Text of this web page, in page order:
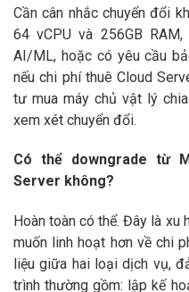
Cần cân nhắc chuyển đổi
64 vCPU và 256GB
AI/ML, hoặc có yêu cầu
nếu chi phí thuê Cloud
tư mua máy chủ vật lý
xem xét chuyển đổi.
Có thể downgrade từ
Server không?
Hoàn toàn có thể. Đây là xu
muốn linh hoạt hơn về chi
liệu giữa hai loại dịch vụ,
trình thường gồm: lập kế